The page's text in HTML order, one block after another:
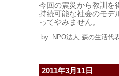
今回の震災から教訓を
持続可能な社会のモデ
ってやみません。
by: NPO法人 森の生活代
2011年3月11日